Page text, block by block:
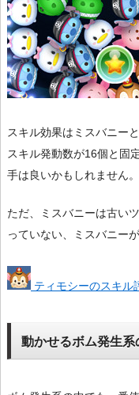
スキル効果はミスバニー
スキル発動数が16個と固
手は良いかもしれません。
ただ、ミスバニーは古い
っていない、ミスバニー
ティモシーのスキル
動かせるボム発生